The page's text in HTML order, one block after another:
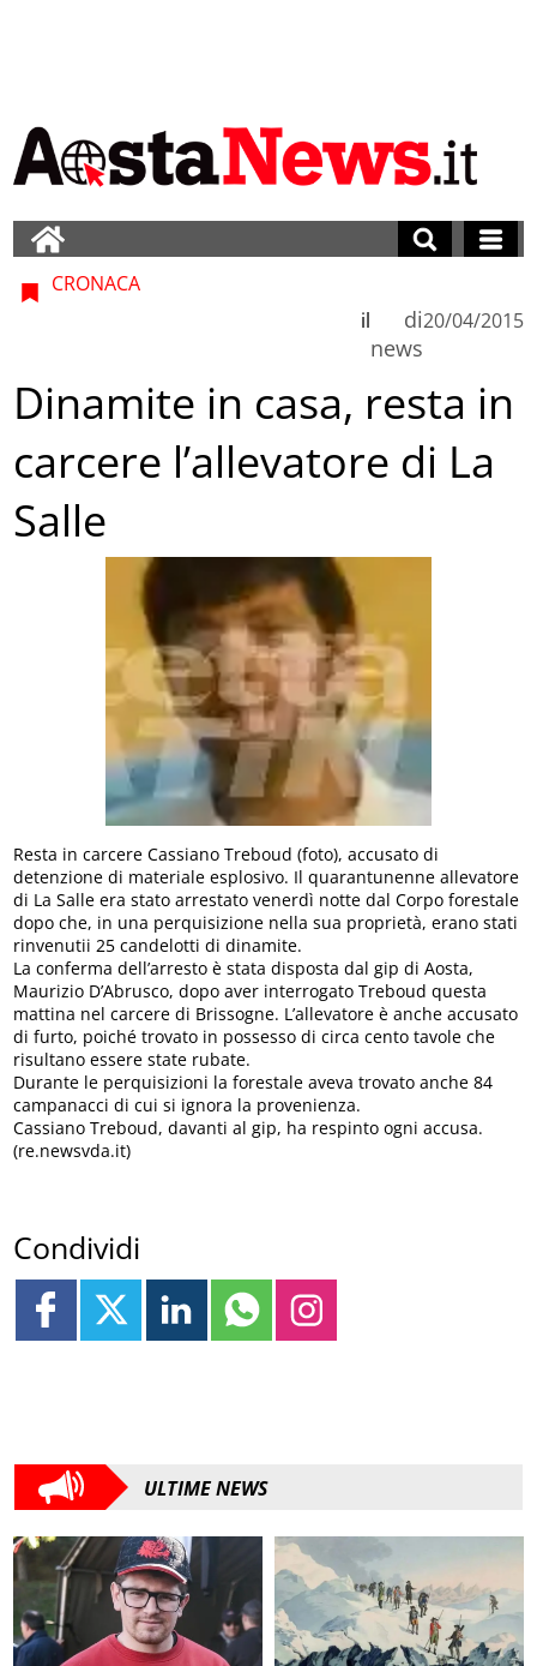
CRONACA
di
news
il 20/04/2015
Dinamite in casa, resta in
carcere l’allevatore di La
Salle
Resta in carcere Cassiano Treboud (foto), accusato di
detenzione di materiale esplosivo. Il quarantunenne allevatore
di La Salle era stato arrestato venerdì notte dal Corpo forestale
dopo che, in una perquisizione nella sua proprietà, erano stati
rinvenutii 25 candelotti di dinamite.
La conferma dell’arresto è stata disposta dal gip di Aosta,
Maurizio D’Abrusco, dopo aver interrogato Treboud questa
mattina nel carcere di Brissogne. L’allevatore è anche accusato
di furto, poiché trovato in possesso di circa cento tavole che
risultano essere state rubate.
Durante le perquisizioni la forestale aveva trovato anche 84
campanacci di cui si ignora la provenienza.
Cassiano Treboud, davanti al gip, ha respinto ogni accusa.
(re.newsvda.it)
Condividi
ULTIME NEWS